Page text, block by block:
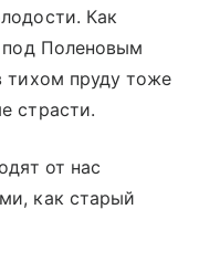
Как
под Поленовым
тихом пруду тоже
страсти.
от нас
как старый